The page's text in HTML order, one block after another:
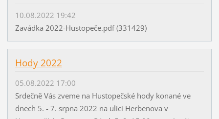
10.08.2022 19:42
Zavádka 2022-Hustopeče.pdf (331429)
Hody 2022
05.08.2022 17:00
Srdečně Vás zveme na Hustopečské hody konané ve
dnech 5. - 7. srpna 2022 na ulici Herbenova v